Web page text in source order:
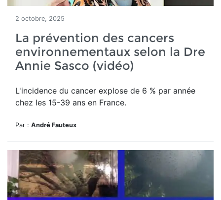
2 octobre, 2025
La prévention des cancers
environnementaux selon la Dre
Annie Sasco (vidéo)
L'incidence du cancer explose de 6 % par année
chez les 15-39 ans en France.
Par : André Fauteux